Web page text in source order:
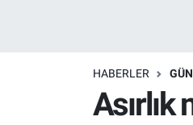
HABERLER
Asırlık